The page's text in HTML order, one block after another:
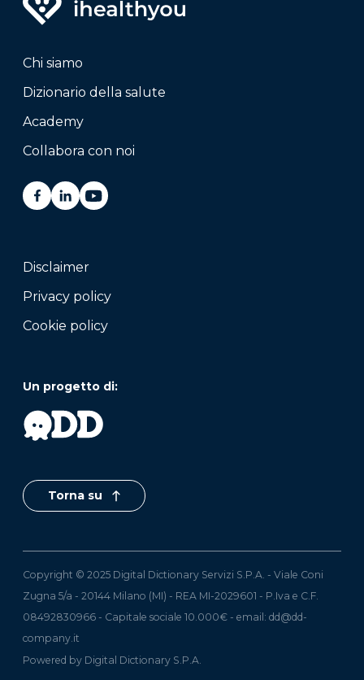
Chi siamo
Dizionario della salute
Academy
Collabora con noi
Disclaimer
Privacy policy
Cookie policy
Un progetto di:
Torna su
Copyright © 2025 Digital Dictionary Servizi S.P.A. - Viale Coni
Zugna 5/a - 20144 Milano (MI) - REA MI-2029601 - P.Iva e C.F.
08492830966 - Capitale sociale 10.000€ - email: dd@dd-
company.it
Powered by Digital Dictionary S.P.A.